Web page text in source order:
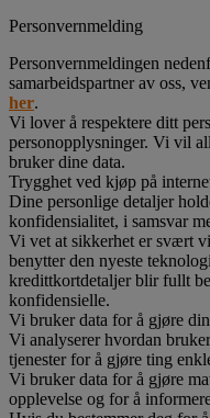
Personvernmelding
Personvernmeldingen
samarbeidspartner av oss,
her.
Vi lover å respektere ditt
personopplysninger. Vi vil
bruker dine data.
Trygghet ved kjøp på
Dine personlige detaljer
konfidensialitet, i samsvar
Vi vet at sikkerhet er svært
benytter den nyeste
kredittkortdetaljer blir fullt
konfidensielle.
Vi bruker data for å gjøre
Vi analyserer hvordan
tjenester for å gjøre ting
Vi bruker data for å gjøre
opplevelse og for å